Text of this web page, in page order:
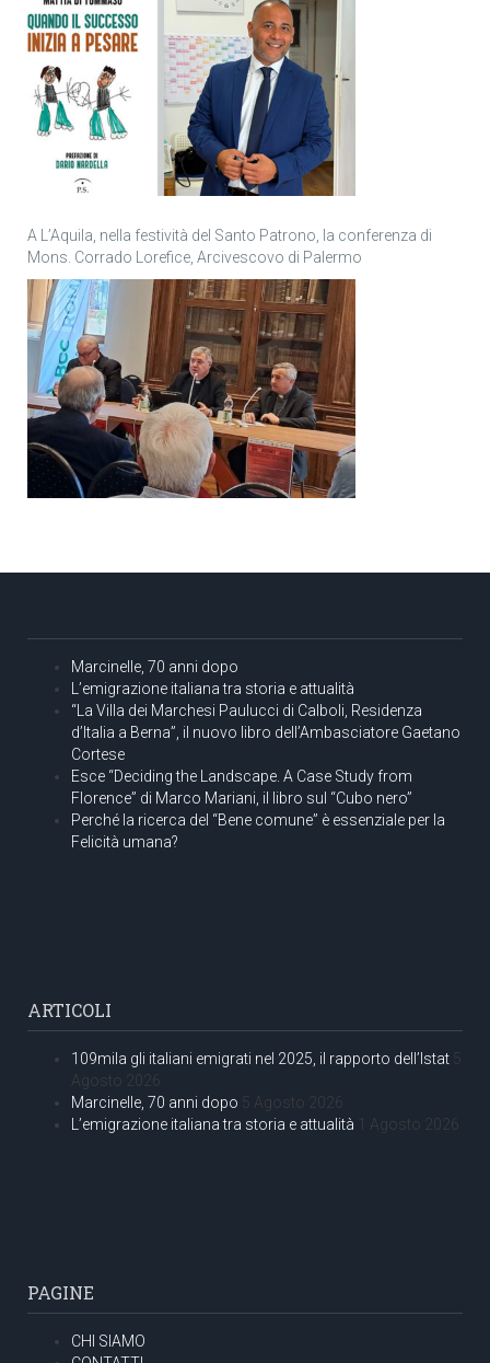
A L’Aquila, nella festività del Santo Patrono, la conferenza di
Mons. Corrado Lorefice, Arcivescovo di Palermo
Marcinelle, 70 anni dopo
L’emigrazione italiana tra storia e attualità
“La Villa dei Marchesi Paulucci di Calboli, Residenza
d’Italia a Berna”, il nuovo libro dell’Ambasciatore Gaetano
Cortese
Esce “Deciding the Landscape. A Case Study from
Florence” di Marco Mariani, il libro sul “Cubo nero”
Perché la ricerca del “Bene comune” è essenziale per la
Felicità umana?
ARTICOLI
109mila gli italiani emigrati nel 2025, il rapporto dell’Istat 5
Agosto 2026
Marcinelle, 70 anni dopo 5 Agosto 2026
L’emigrazione italiana tra storia e attualità 1 Agosto 2026
PAGINE
CHI SIAMO